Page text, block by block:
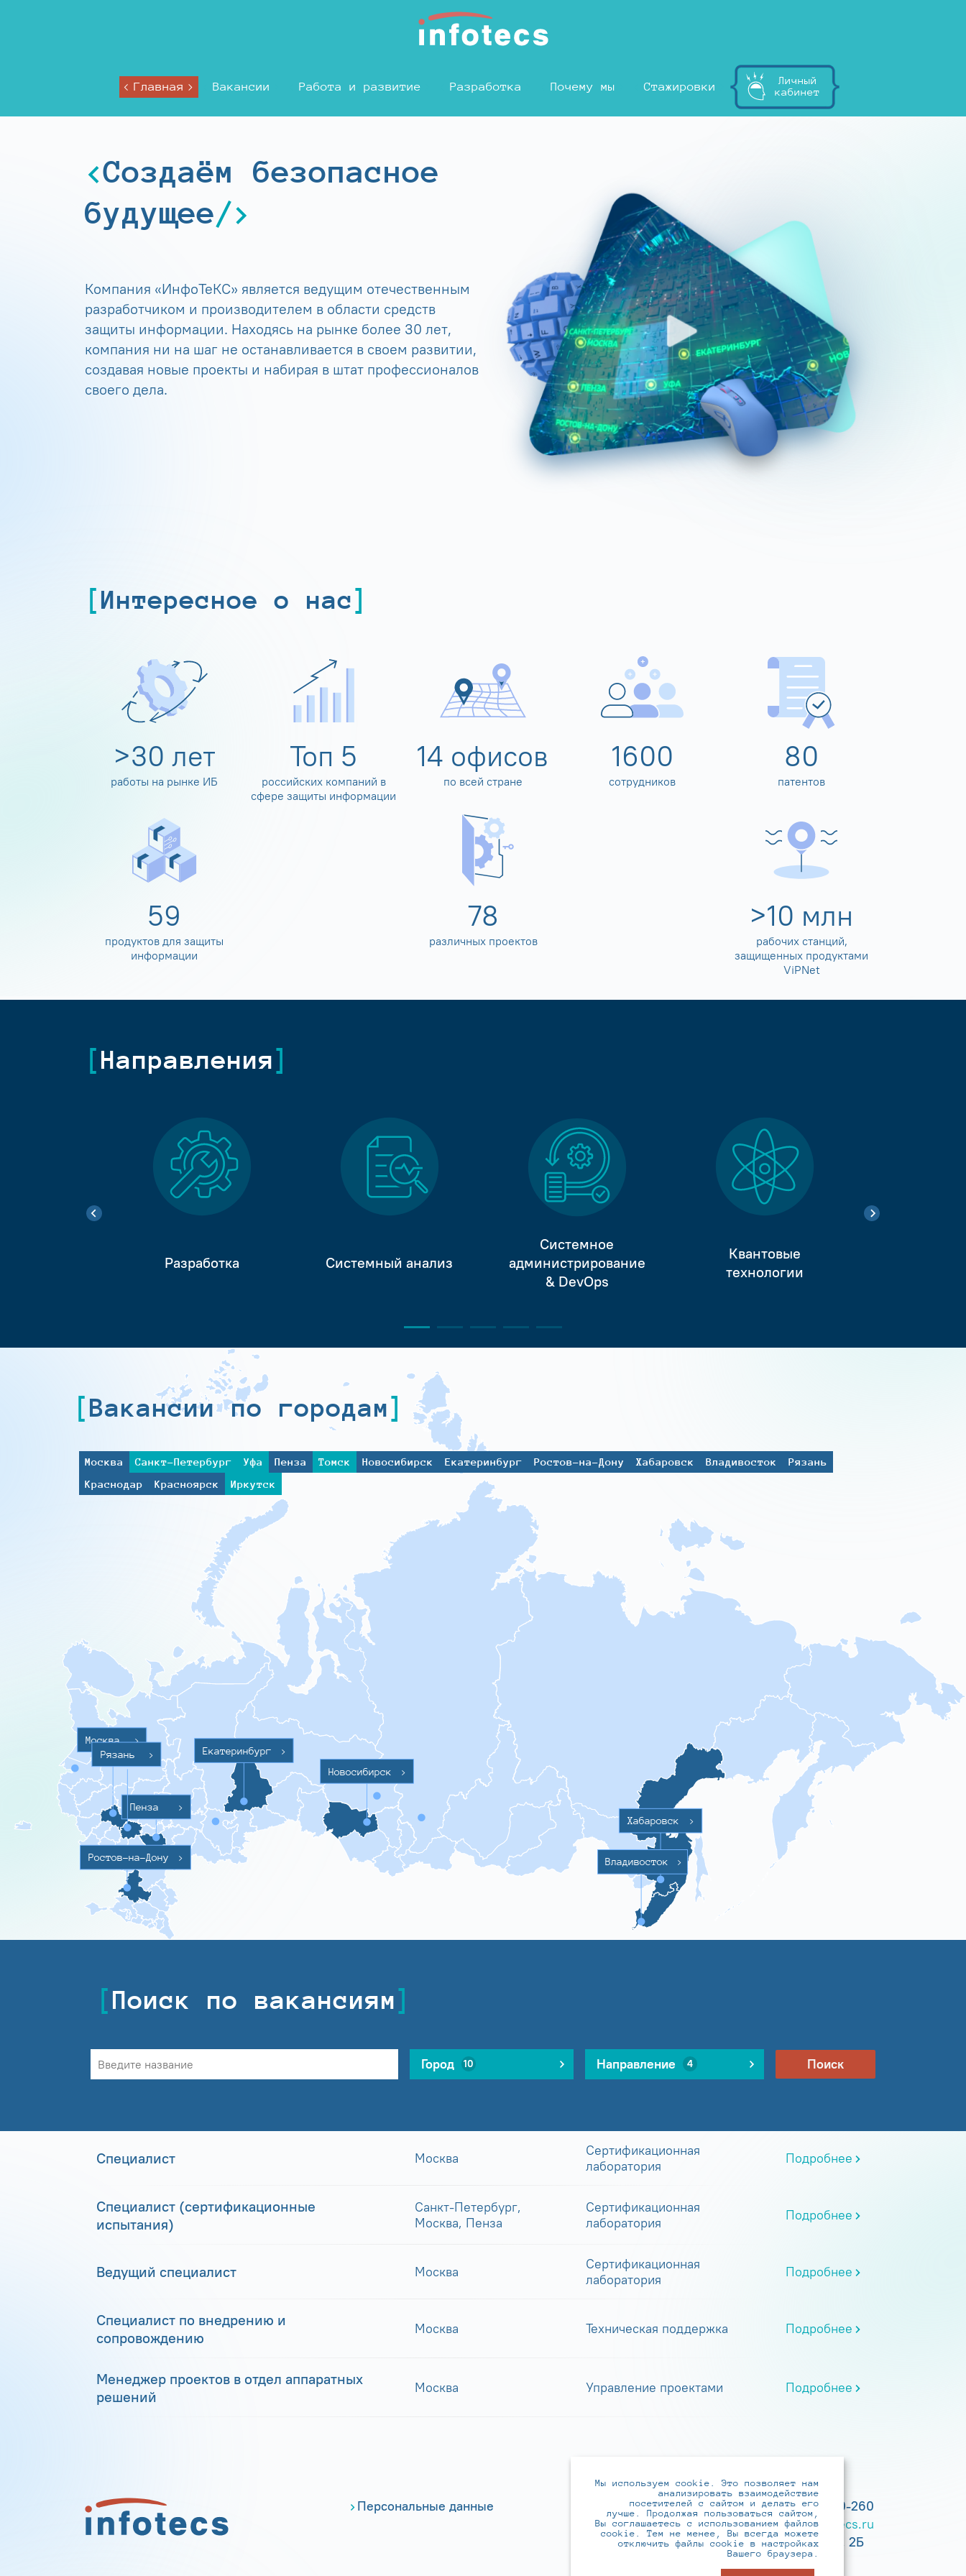
Главная Вакансии Работа и развитие Разработка Почему мы Стажировки
Личный
кабинет
Создаём безопасное
будущее
Компания «ИнфоТеКС» является ведущим отечественным
разработчиком и производителем в области средств
защиты информации. Находясь на рынке более 30 лет,
компания ни на шаг не останавливается в своем развитии,
создавая новые проекты и набирая в штат профессионалов
своего дела.
Интересное о нас
>30 лет
работы на рынке ИБ
Топ 5
российских компаний в
сфере защиты информации
14 офисов
по всей стране
1600
сотрудников
80
патентов
60
продуктов для защиты
информации
80
различных проектов
>10 млн
рабочих станций,
защищенных продуктами
ViPNet
Направления
Разработка Системный анализ
Системное
администрирование
& DevOps
Квантовые
технологии
Вакансии по городам
Москва Санкт-Петербург Уфа Пенза Томск Новосибирск Екатеринбург Ростов-на-Дону Хабаровск Владивосток
Рязань
Краснодар
Красноярск Иркутск
Москва >
Ростов-на-Дону >
Пенза >
Екатеринбург
>
Новосибирск
>
Хабаровск >
Владивосток >
Рязань >
Поиск по вакансиям
Город 10 Направление 4 Поиск
Специалист Москва
Сертификационная
лаборатория
Подробнее
Специалист (сертификационные
испытания)
Санкт-Петербург,
Москва, Пенза
Сертификационная
лаборатория
Подробнее
Ведущий специалист Москва
Сертификационная
лаборатория
Подробнее
Специалист по внедрению и
сопровождению
Москва Техническая поддержка Подробнее
Менеджер проектов в отдел аппаратных
решений
Москва Управление проектами Подробнее
Персональные данные
+7 (495) 737-6192, 8-800-250-0-260
practice@infotecs.ru ,hr@infotecs.ru
127273, г. Москва, Отрадная ул., 2Б
Мы используем cookie. Это позволяет нам
анализировать взаимодействие
посетителей с сайтом и делать его
лучше. Продолжая пользоваться сайтом,
Вы соглашаетесь с использованием файлов
cookie. Тем не менее, Вы всегда можете
отключить файлы cookie в настройках
Вашего браузера.